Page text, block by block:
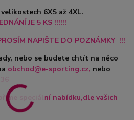
6XS až 4XL.
JE 5 KS !!!!!!
NAPIŠTE DO POZNÁMKY !!!
nebo se budete chtít na něco
obchod@e-sporting.cz, nebo
speciální nabídku,dle vašich